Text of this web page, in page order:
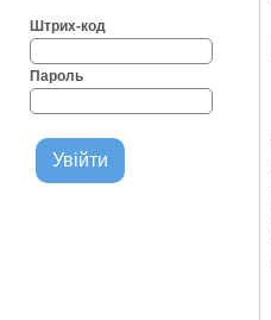
Штрих-код
Пароль